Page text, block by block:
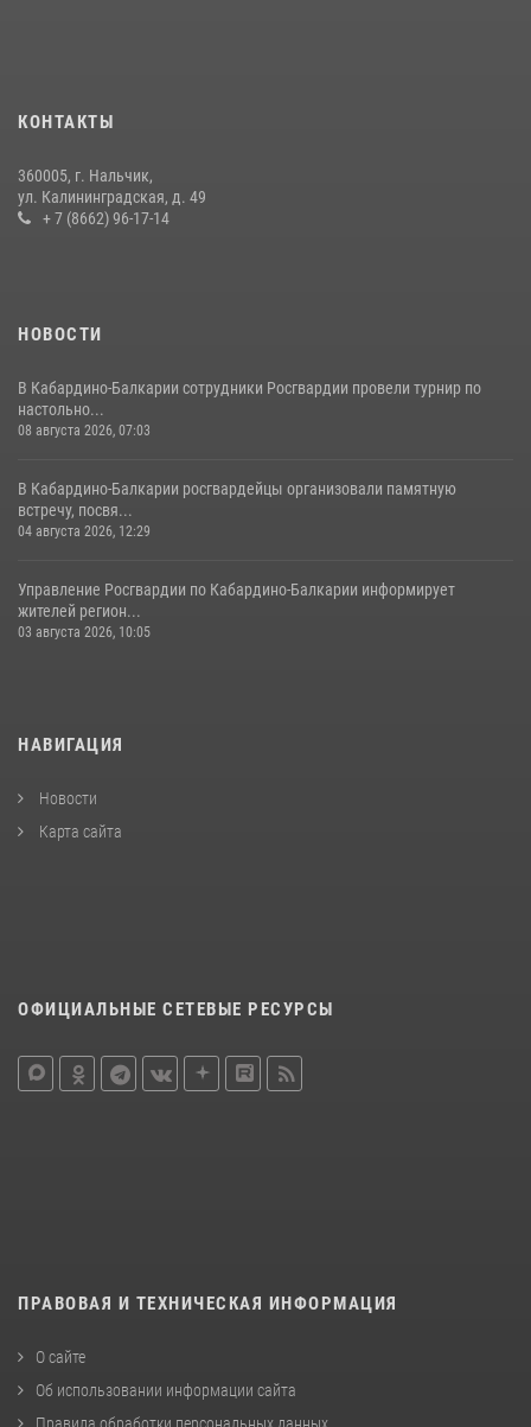
В Кабардино-Балкарии при силовой поддержке Росгвардии изъяты
оружие и наркотические средства
КОНТАКТЫ
360005, г. Нальчик,
ул. Калининградская, д. 49
+ 7 (8662) 96-17-14
НОВОСТИ
В Кабардино-Балкарии сотрудники Росгвардии провели турнир по
настольно...
08 августа 2026, 07:03
В Кабардино-Балкарии росгвардейцы организовали памятную
встречу, посвя...
04 августа 2026, 12:29
Управление Росгвардии по Кабардино-Балкарии информирует
жителей регион...
03 августа 2026, 10:05
НАВИГАЦИЯ
Новости
Карта сайта
ОФИЦИАЛЬНЫЕ СЕТЕВЫЕ РЕСУРСЫ
ПРАВОВАЯ И ТЕХНИЧЕСКАЯ ИНФОРМАЦИЯ
О сайте
Об использовании информации сайта
Правила обработки персональных данных